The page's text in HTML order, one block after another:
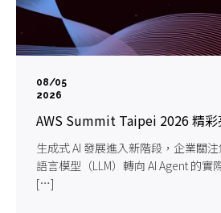
08/05
2026
AWS Summit Taipei 2026 精彩
生成式 AI 發展進入新階段，企業關
語言模型（LLM）轉向 AI Agent 的實
[…]